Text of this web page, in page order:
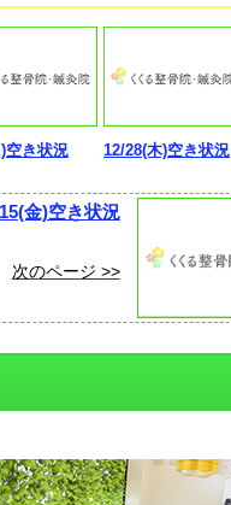
空き状況 12/28(木)空き状況
金)空き状況
次のページ >>